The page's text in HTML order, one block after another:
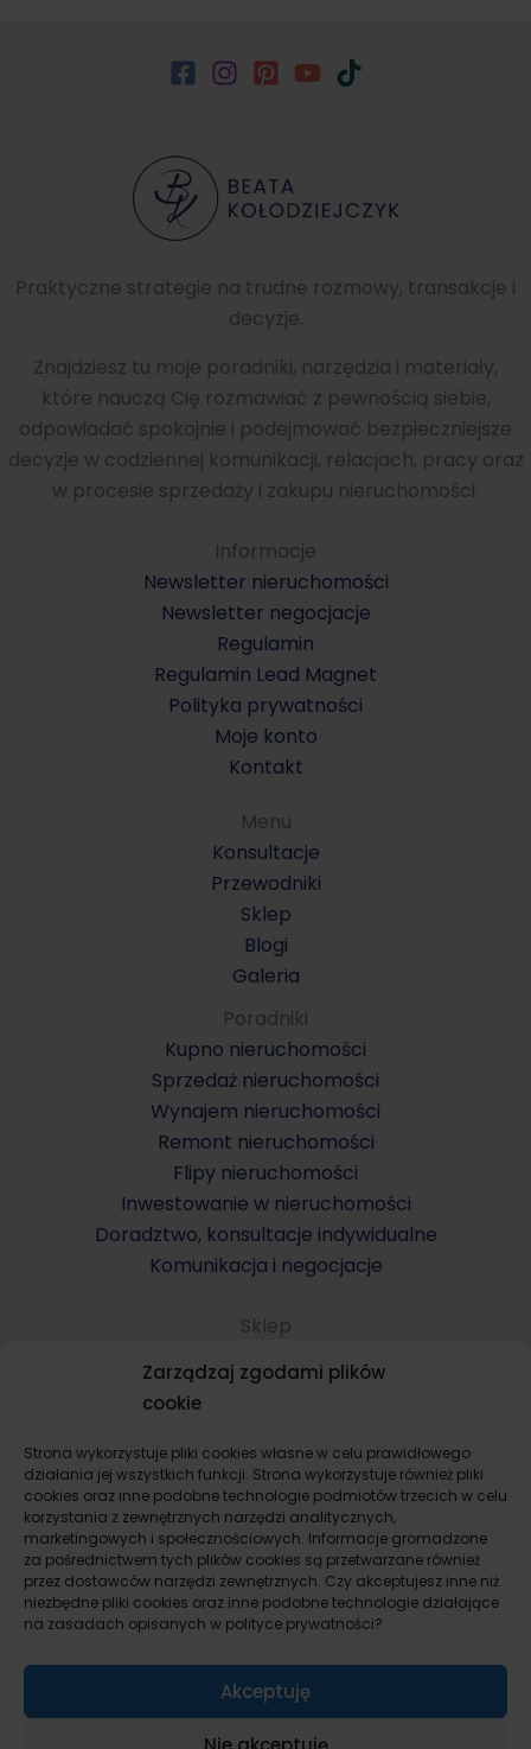
Zarządzaj zgodami plików
cookie
Strona wykorzystuje pliki cookies własne w celu prawidłowego
działania jej wszystkich funkcji. Strona wykorzystuje również pliki
cookies oraz inne podobne technologie podmiotów trzecich w celu
korzystania z zewnętrznych narzędzi analitycznych,
marketingowych i społecznościowych. Informacje gromadzone
za pośrednictwem tych plików cookies są przetwarzane również
przez dostawców narzędzi zewnętrznych. Czy akceptujesz inne niż
niezbędne pliki cookies oraz inne podobne technologie działające
na zasadach opisanych w polityce prywatności?
Akceptuję
Praktyczne strategie na trudne rozmowy, transakcje i
decyzje.
Znajdziesz tu moje poradniki, narzędzia i materiały,
które nauczą Cię rozmawiać z pewnością siebie,
odpowiadać spokojnie i podejmować bezpieczniejsze
decyzje w codziennej komunikacji, relacjach, pracy oraz
w procesie sprzedaży i zakupu nieruchomości.
Informacje
Newsletter nieruchomości
Newsletter negocjacje
Regulamin
Regulamin Lead Magnet
Polityka prywatności
Moje konto
Kontakt
Menu
Konsultacje
Przewodniki
Sklep
Blogi
Galeria
Poradniki
Kupno nieruchomości
Sprzedaż nieruchomości
Wynajem nieruchomości
Remont nieruchomości
Flipy nieruchomości
Inwestowanie w nieruchomości
Doradztwo, konsultacje indywidualne
Komunikacja i negocjacje
Sklep
Komunikacja i negocjacje
Konsultacje indywidualne
Kupno mieszkania i domu
Sprzedaż mieszkania i domu
Wynajem mieszkania i domu
Remont i wykończenie mieszkania, domu
Flipy dla startujących
Inwestowanie w nieruchomości prywatnie
Inwestowanie w nieruchomości jako firma
Pakiety inwestycyjne
Bez kategorii
Check listy kontrolne i formularze
Umowy i protokoły